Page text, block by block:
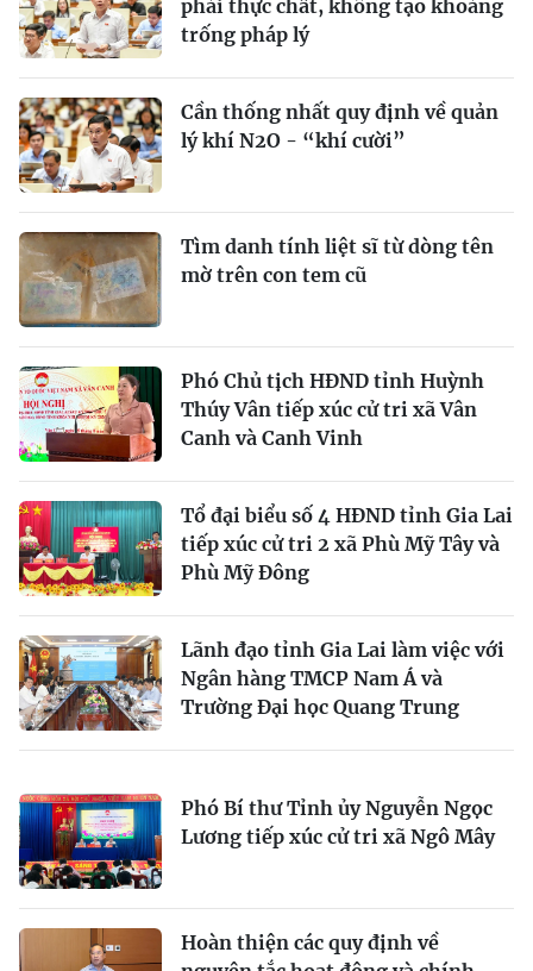
phải thực chất, không tạo khoảng
trống pháp lý
Cần thống nhất quy định về quản
lý khí N2O - “khí cười”
Tìm danh tính liệt sĩ từ dòng tên
mờ trên con tem cũ
Phó Chủ tịch HĐND tỉnh Huỳnh
Thúy Vân tiếp xúc cử tri xã Vân
Canh và Canh Vinh
Tổ đại biểu số 4 HĐND tỉnh Gia Lai
tiếp xúc cử tri 2 xã Phù Mỹ Tây và
Phù Mỹ Đông
Lãnh đạo tỉnh Gia Lai làm việc với
Ngân hàng TMCP Nam Á và
Trường Đại học Quang Trung
Phó Bí thư Tỉnh ủy Nguyễn Ngọc
Lương tiếp xúc cử tri xã Ngô Mây
Hoàn thiện các quy định về